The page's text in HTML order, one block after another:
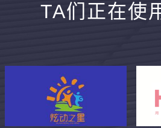
TA们正在使